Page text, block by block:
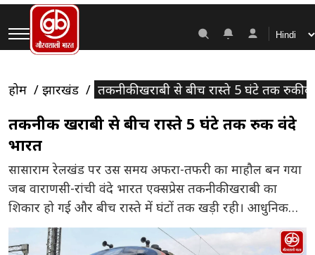
होम झारखंड तकनीकी खराबी से बीच रास्ते 5 घंटे तक रुकी
तकनीकी खराबी से बीच रास्ते 5 घंटे तक रुकी वंदे
भारत
सासाराम रेलखंड पर उस समय अफरा-तफरी का माहौल बन गया
जब वाराणसी-रांची वंदे भारत एक्सप्रेस तकनीकी खराबी का
शिकार हो गई और बीच रास्ते में घंटों तक खड़ी रही। आधुनिक
सुविधाओं और तेज रफ्तार के लिए पहचानी जाने वाली इस ट्रेन के
अचानक रुक जाने से यात्रियों को भारी परेशानी का सामना करना